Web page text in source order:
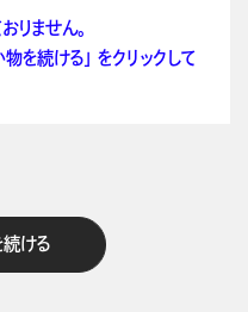
りません。
を続ける」 をクリックして
続ける